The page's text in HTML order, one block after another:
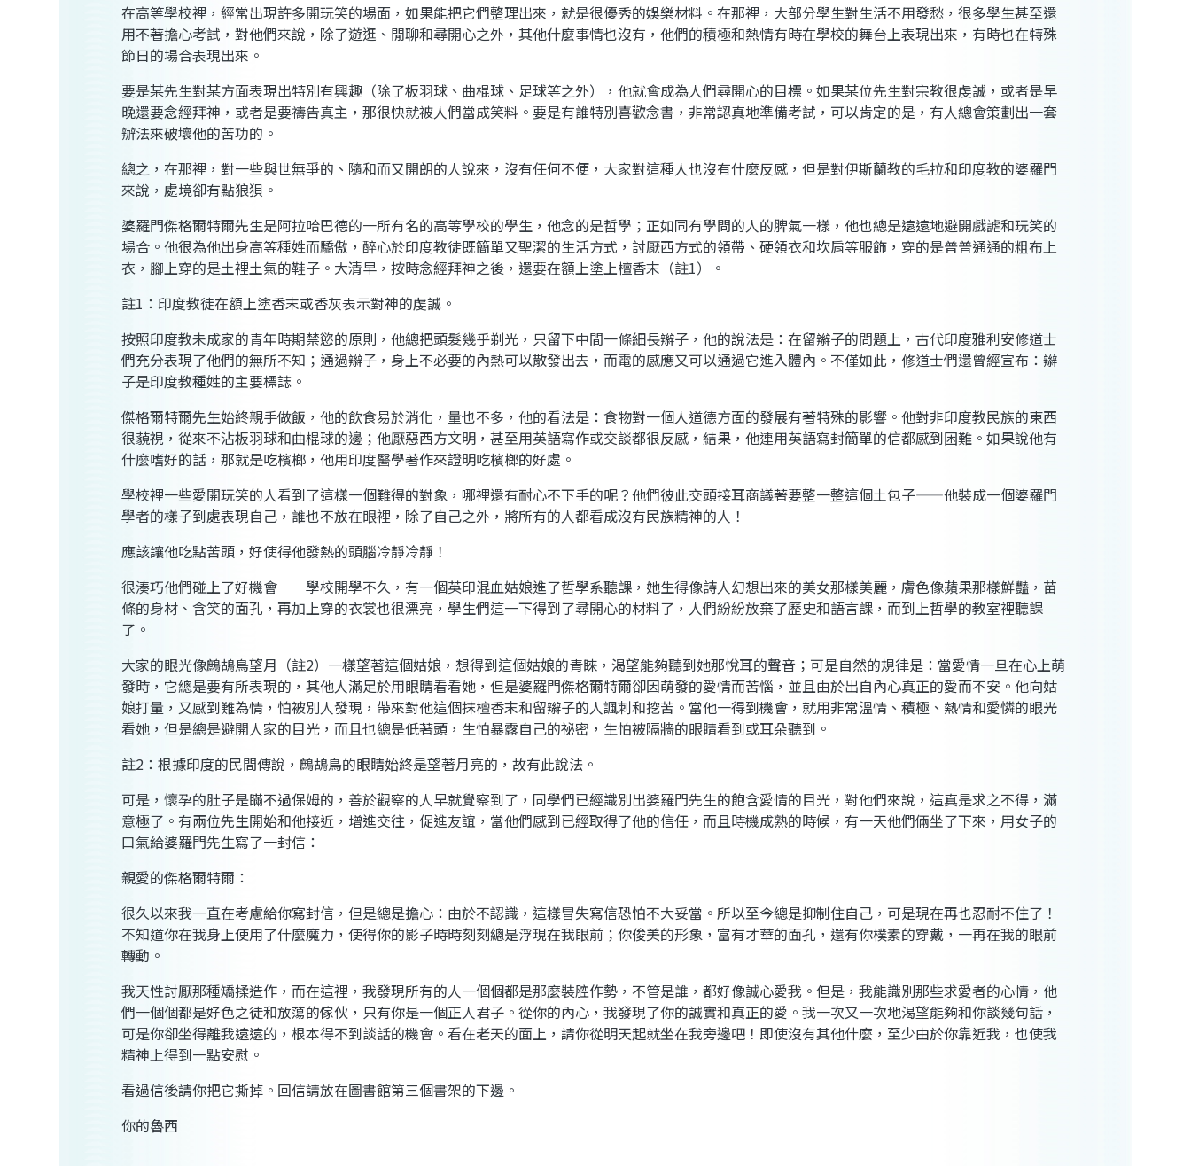
在高等學校裡，經常出現許多開玩笑的場面，如果能把它們整理出來，就是很優秀的娛樂材料。在那裡，大部分學生對生活不用發愁，很多學生甚至還
用不著擔心考試，對他們來說，除了遊逛、閒聊和尋開心之外，其他什麼事情也沒有，他們的積極和熱情有時在學校的舞台上表現出來，有時也在特殊
節日的場合表現出來。
要是某先生對某方面表現出特別有興趣（除了板羽球、曲棍球、足球等之外），他就會成為人們尋開心的目標。如果某位先生對宗教很虔誠，或者是早
晚還要念經拜神，或者是要禱告真主，那很快就被人們當成笑料。要是有誰特別喜歡念書，非常認真地準備考試，可以肯定的是，有人總會策劃出一套
辦法來破壞他的苦功的。
總之，在那裡，對一些與世無爭的、隨和而又開朗的人說來，沒有任何不便，大家對這種人也沒有什麼反感，但是對伊斯蘭教的毛拉和印度教的婆羅門
來說，處境卻有點狼狽。
婆羅門傑格爾特爾先生是阿拉哈巴德的一所有名的高等學校的學生，他念的是哲學；正如同有學問的人的脾氣一樣，他也總是遠遠地避開戲謔和玩笑的
場合。他很為他出身高等種姓而驕傲，醉心於印度教徒既簡單又聖潔的生活方式，討厭西方式的領帶、硬領衣和坎肩等服飾，穿的是普普通通的粗布上
衣，腳上穿的是土裡土氣的鞋子。大清早，按時念經拜神之後，還要在額上塗上檀香末（註1）。
註1：印度教徒在額上塗香末或香灰表示對神的虔誠。
按照印度教未成家的青年時期禁慾的原則，他總把頭髮幾乎剃光，只留下中間一條細長辮子，他的說法是：在留辮子的問題上，古代印度雅利安修道士
們充分表現了他們的無所不知；通過辮子，身上不必要的內熱可以散發出去，而電的感應又可以通過它進入體內。不僅如此，修道士們還曾經宣布：辮
子是印度教種姓的主要標誌。
傑格爾特爾先生始終親手做飯，他的飲食易於消化，量也不多，他的看法是：食物對一個人道德方面的發展有著特殊的影響。他對非印度教民族的東西
很藐視，從來不沾板羽球和曲棍球的邊；他厭惡西方文明，甚至用英語寫作或交談都很反感，結果，他連用英語寫封簡單的信都感到困難。如果說他有
什麼嗜好的話，那就是吃檳榔，他用印度醫學著作來證明吃檳榔的好處。
學校裡一些愛開玩笑的人看到了這樣一個難得的對象，哪裡還有耐心不下手的呢？他們彼此交頭接耳商議著要整一整這個土包子——他裝成一個婆羅門
學者的樣子到處表現自己，誰也不放在眼裡，除了自己之外，將所有的人都看成沒有民族精神的人！
應該讓他吃點苦頭，好使得他發熱的頭腦冷靜冷靜！
很湊巧他們碰上了好機會──學校開學不久，有一個英印混血姑娘進了哲學系聽課，她生得像詩人幻想出來的美女那樣美麗，膚色像蘋果那樣鮮豔，苗
條的身材、含笑的面孔，再加上穿的衣裳也很漂亮，學生們這一下得到了尋開心的材料了，人們紛紛放棄了歷史和語言課，而到上哲學的教室裡聽課
了。
大家的眼光像鷓鴣鳥望月（註2）一樣望著這個姑娘，想得到這個姑娘的青睞，渴望能夠聽到她那悅耳的聲音；可是自然的規律是：當愛情一旦在心上萌
發時，它總是要有所表現的，其他人滿足於用眼睛看看她，但是婆羅門傑格爾特爾卻因萌發的愛情而苦惱，並且由於出自內心真正的愛而不安。他向姑
娘打量，又感到難為情，怕被別人發現，帶來對他這個抹檀香末和留辮子的人諷刺和挖苦。當他一得到機會，就用非常溫情、積極、熱情和愛憐的眼光
看她，但是總是避開人家的目光，而且也總是低著頭，生怕暴露自己的祕密，生怕被隔牆的眼睛看到或耳朵聽到。
註2：根據印度的民間傳說，鷓鴣鳥的眼睛始終是望著月亮的，故有此說法。
可是，懷孕的肚子是瞞不過保姆的，善於觀察的人早就覺察到了，同學們已經識別出婆羅門先生的飽含愛情的目光，對他們來說，這真是求之不得，滿
意極了。有兩位先生開始和他接近，增進交往，促進友誼，當他們感到已經取得了他的信任，而且時機成熟的時候，有一天他們倆坐了下來，用女子的
口氣給婆羅門先生寫了一封信：
親愛的傑格爾特爾：
很久以來我一直在考慮給你寫封信，但是總是擔心：由於不認識，這樣冒失寫信恐怕不大妥當。所以至今總是抑制住自己，可是現在再也忍耐不住了！
不知道你在我身上使用了什麼魔力，使得你的影子時時刻刻總是浮現在我眼前；你俊美的形象，富有才華的面孔，還有你樸素的穿戴，一再在我的眼前
轉動。
我天性討厭那種矯揉造作，而在這裡，我發現所有的人一個個都是那麼裝腔作勢，不管是誰，都好像誠心愛我。但是，我能識別那些求愛者的心情，他
們一個個都是好色之徒和放蕩的傢伙，只有你是一個正人君子。從你的內心，我發現了你的誠實和真正的愛。我一次又一次地渴望能夠和你談幾句話，
可是你卻坐得離我遠遠的，根本得不到談話的機會。看在老天的面上，請你從明天起就坐在我旁邊吧！即使沒有其他什麼，至少由於你靠近我，也使我
精神上得到一點安慰。
看過信後請你把它撕掉。回信請放在圖書館第三個書架的下邊。
你的魯西